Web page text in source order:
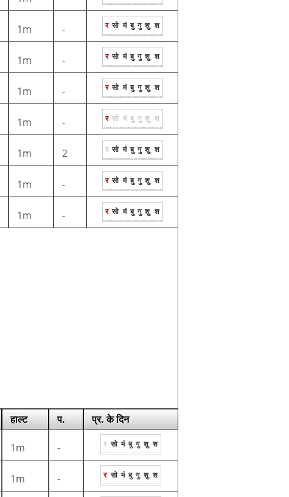
1m - र सो मं बु गु शु श
1m - र सो मं बु गु शु श
1m - र सो मं बु गु शु श
1m - र सो मं बु गु शु श
1m 2 र सो मं बु गु शु श
1m - र सो मं बु गु शु श
1m - र सो मं बु गु शु श
हाल्ट प. प्र. के दिन
1m - र सो मं बु गु शु श
1m - र सो मं बु गु शु श